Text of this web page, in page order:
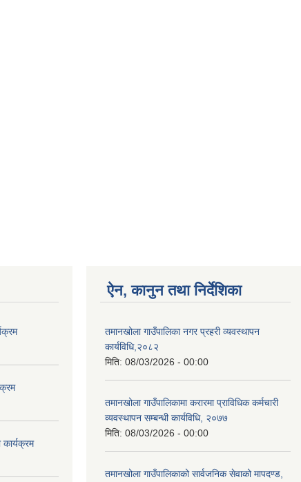
ऐन, कानुन तथा निर्देशिका
तमानखोला गाउँपालिका नगर प्रहरी व्यवस्थापन
कार्यविधि,२०८२
मिति: 08/03/2026 - 00:00
तमानखोला गाउँपालिकामा करारमा प्राविधिक कर्मचारी
व्यवस्थापन सम्बन्धी कार्यविधि, २०७७
मिति: 08/03/2026 - 00:00
तमानखोला गाउँपालिकाको सार्वजनिक सेवाको मापदण्ड,